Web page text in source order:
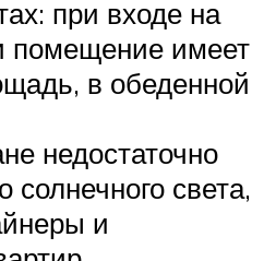
при входе на
помещение имеет
в обеденной
недостаточно
солнечного света,
и